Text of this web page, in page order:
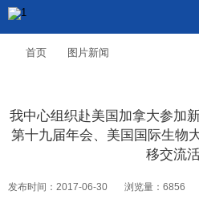
首页 图片新闻
我中心组织赴美国加拿大参加
第十九届年会、美国国际生物
移交流
发布时间：2017-06-30 浏览量：6856